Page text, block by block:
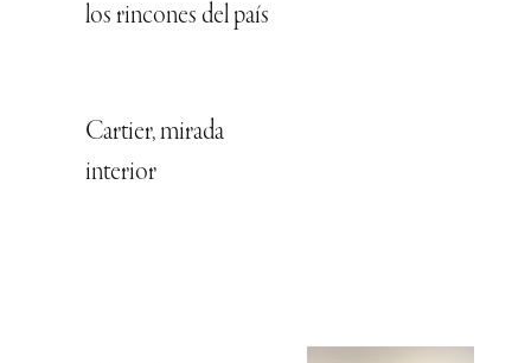
los rincones del país
Cartier, mirada
interior